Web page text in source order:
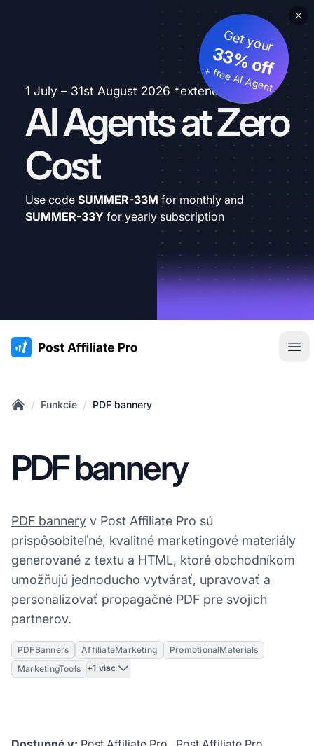
1 July – 31st August 2026 *extended
AI Agents at Zero
Cost
Get your
33% off
+ free AI Agent
Use code SUMMER-33M for monthly and
SUMMER-33Y for yearly subscription
:site.title
/ Funkcie / PDF bannery
PDF bannery
PDF bannery v Post Affiliate Pro sú
prispôsobiteľné, kvalitné marketingové materiály
generované z textu a HTML, ktoré obchodníkom
umožňujú jednoducho vytvárať, upravovať a
personalizovať propagačné PDF pre svojich
partnerov.
PDFBanners AffiliateMarketing
PromotionalMaterials
MarketingTools
+1 viac